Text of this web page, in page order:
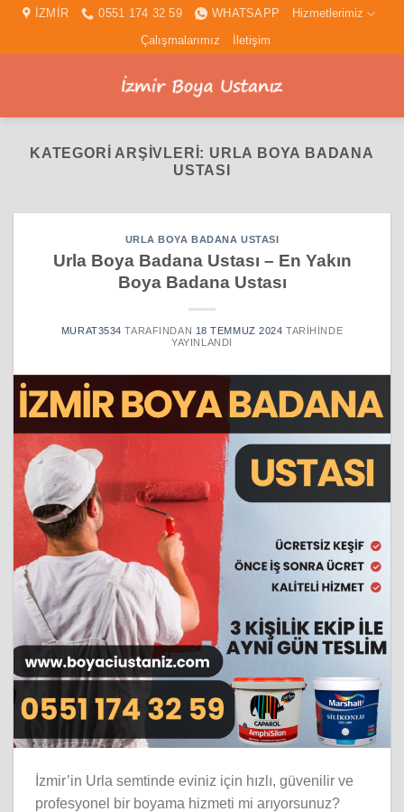
İçeriğeİZMİR 0551 174 32 59 WHATSAPP
Hizmetlerimiz
Çalışmalarımız
İletişim
KATEGORI ARŞIVLERI: URLA BOYA BADANA
USTASI
URLA BOYA BADANA USTASI
Urla Boya Badana Ustası – En Yakın
Boya Badana Ustası
MURAT3534 TARAFINDAN 18 TEMMUZ 2024 TARIHINDE
YAYINLANDI
İzmir’in Urla semtinde eviniz için hızlı, güvenilir ve
profesyonel bir boyama hizmeti mi arıyorsunuz?